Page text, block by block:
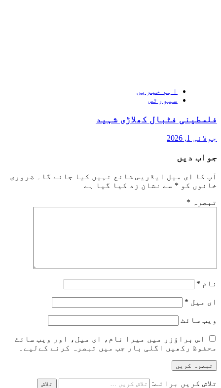
اہم خبریں
سپورٹس
فلسطینی فٹبال کھلاڑی شہید
جولائی 1, 2026
جواب دیں
آپ کا ای میل ایڈریس شائع نہیں کیا جائے گا۔
ضروری
خانوں کو * سے نشان زد کیا گیا ہے
تبصرہ *
نام *
ای میل *
ویب‌ سائٹ
اس براؤزر میں میرا نام، ای میل، اور ویب سائٹ
محفوظ رکھیں اگلی بار جب میں تبصرہ کرنے کےلیے۔
تلاش کریں برائے: